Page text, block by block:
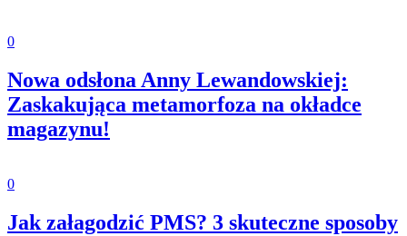
0
Nowa odsłona Anny Lewandowskiej:
Zaskakująca metamorfoza na okładce
magazynu!
0
Jak załagodzić PMS? 3 skuteczne sposoby